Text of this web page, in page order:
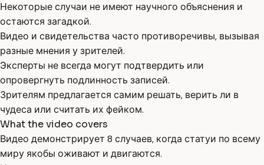
Некоторые случаи не имеют научного объяснения и
остаются загадкой.
Видео и свидетельства часто противоречивы, вызывая
разные мнения у зрителей.
Эксперты не всегда могут подтвердить или
опровергнуть подлинность записей.
Зрителям предлагается самим решать, верить ли в
чудеса или считать их фейком.
What the video covers
Видео демонстрирует 8 случаев, когда статуи по всему
миру якобы оживают и двигаются.